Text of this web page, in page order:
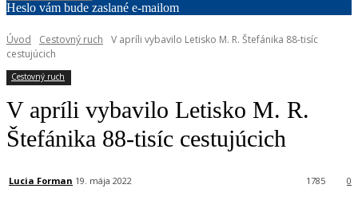
Heslo vám bude zaslané e-mailom
Úvod Cestovný ruch
V apríli vybavilo Letisko M. R. Štefánika 88-tisíc
cestujúcich
Cestovný ruch
V apríli vybavilo Letisko M. R.
Štefánika 88-tisíc cestujúcich
Lucia Forman 19. mája 2022 0
1785